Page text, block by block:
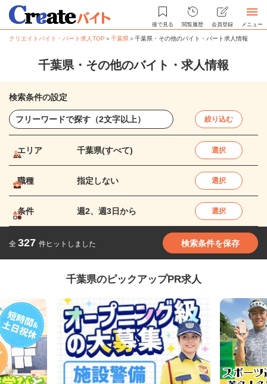
後で見る 閲覧履歴 会員登録 メニュー
クリエイトバイト・パート求人TOP ＞千葉県＞千葉県・その他のバイト・パート求人情報
千葉県・その他のバイト・求人情報
検索条件の設定
絞り込む
エリア 千葉県(すべて) 選択
職種 指定しない 選択
条件 週2、週3日から 選択
全 327 件ヒットしました 検索条件を保存
千葉県のピックアップPR求人